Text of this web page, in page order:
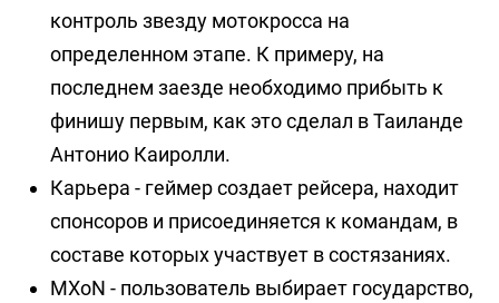
контроль звезду мотокросса на
определенном этапе. К примеру, на
последнем заезде необходимо прибыть к
финишу первым, как это сделал в Таиланде
Антонио Каиролли.
Карьера - геймер создает рейсера, находит
спонсоров и присоединяется к командам, в
составе которых участвует в состязаниях.
MXoN - пользователь выбирает государство,